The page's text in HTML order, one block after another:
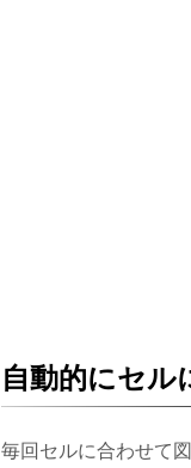
自動的にセル
毎回セルに合わせて